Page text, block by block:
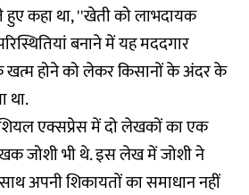
हुएकहाथा, ''खेती को लाभदायक
बनाने में यह मददगार
खत्म होने को लेकर किसानों के अंदर के
था.
एक्सप्रेस में दो लेखकों का एक
जोशी भी थे. इस लेख में जोशी ने
अपनी शिकायतों का समाधान नहीं